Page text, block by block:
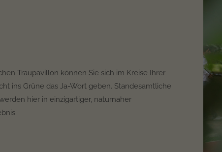
Traupavillon können Sie sich im Kreise Ihrer
ins Grüne das Ja-Wort geben. Standesamtliche
hier in einzigartiger, naturnaher